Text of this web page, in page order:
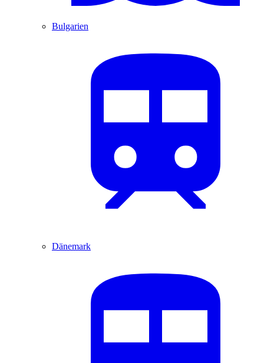
Bulgarien
Dänemark